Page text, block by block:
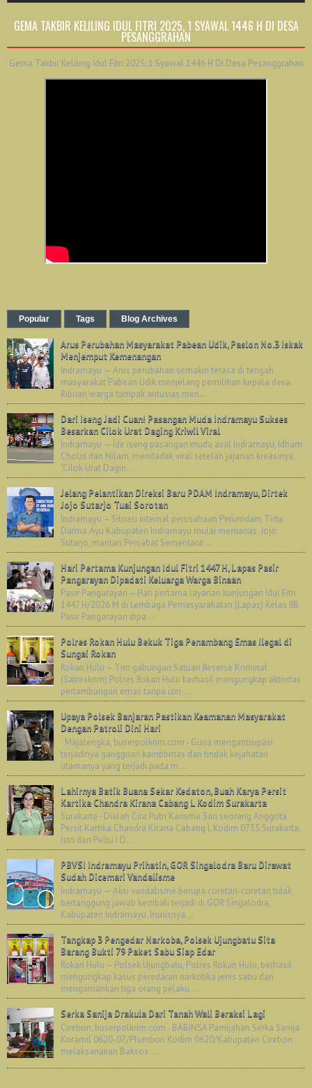
GEMA TAKBIR KELILING IDUL FITRI 2025, 1 SYAWAL 1446 H DI DESA
PESANGGRAHAN
Gema Takbir Keliling Idul Fitri 2025, 1 Syawal 1446 H Di Desa Pesanggrahan
Popular Tags Blog Archives
Arus Perubahan Masyarakat Pabean Udik, Paslon No.3 Iskak
Menjemput Kemenangan
Indramayu — Arus perubahan semakin terasa di tengah
masyarakat Pabean Udik menjelang pemilihan kepala desa.
Ribuan warga tampak antusias men...
Dari Iseng Jadi Cuan! Pasangan Muda Indramayu Sukses
Besarkan Cilok Urat Daging Kriwil Viral
Indramayu — Ide iseng pasangan muda asal Indramayu, Idham
Cholid dan Nilam, mendadak viral setelah jajanan kreasinya,
"Cilok Urat Dagin...
Jelang Pelantikan Direksi Baru PDAM Indramayu, Dirtek
Jojo Sutarjo Tuai Sorotan
Indramayu – Situasi internal perusahaan Perumdam Tirta
Darma Ayu Kabupaten Indramayu mulai memanas. Jojo
Sutarjo, mantan Penjabat Sementara ...
Hari Pertama Kunjungan Idul Fitri 1447 H, Lapas Pasir
Pangarayan Dipadati Keluarga Warga Binaan
Pasir Pangarayan – Hari pertama layanan kunjungan Idul Fitri
1447 H/2026 M di Lembaga Pemasyarakatan (Lapas) Kelas IIB
Pasir Pangarayan dipa...
Polres Rokan Hulu Bekuk Tiga Penambang Emas Ilegal di
Sungai Rokan
Rokan Hulu – Tim gabungan Satuan Reserse Kriminal
(Satreskrim) Polres Rokan Hulu berhasil mengungkap aktivitas
pertambangan emas tanpa izin ...
Upaya Polsek Banjaran Pastikan Keamanan Masyarakat
Dengan Patroli Dini Hari
Majalengka, buserpolkrim.com - Guna mengantisipasi
terjadinya gangguan kamtibmas dan tindak kejahatan
utamanya yang terjadi pada m...
Lahirnya Batik Buana Sekar Kedaton, Buah Karya Persit
Kartika Chandra Kirana Cabang L Kodim Surakarta
Surakarta - Dialah Cita Putri Karisma Sari seorang Anggota
Persit Kartika Chandra Kirana Cabang L Kodim 0735.Surakarta,
Istri dari Peltu I D...
PBVSI Indramayu Prihatin, GOR Singalodra Baru Dirawat
Sudah Dicemari Vandalisme
Indramayu — Aksi vandalisme berupa coretan-coretan tidak
bertanggung jawab kembali terjadi di GOR Singalodra,
Kabupaten Indramayu. Ironisnya...
Tangkap 3 Pengedar Narkoba, Polsek Ujungbatu Sita
Barang Bukti 79 Paket Sabu Siap Edar
Rokan Hulu – Polsek Ujungbatu, Polres Rokan Hulu, berhasil
mengungkap kasus peredaran narkotika jenis sabu dan
mengamankan tiga orang pelaku...
Serka Sanija Drakula Dari Tanah Wali Beraksi Lagi
Cirebon, buserpolkrim.com - BABINSA Pamijahan Serka Sanija
Koramil 0620-07/Plumbon Kodim 0620/Kabupaten Cirebon
melaksanakan Baksos ...